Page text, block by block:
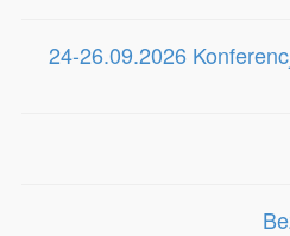
24-26.09.2026